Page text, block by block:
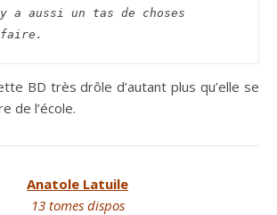
aussi un tas de choses
BD très drôle d’autant plus qu’elle se
de l’école.
Anatole Latuile
13 tomes dispos